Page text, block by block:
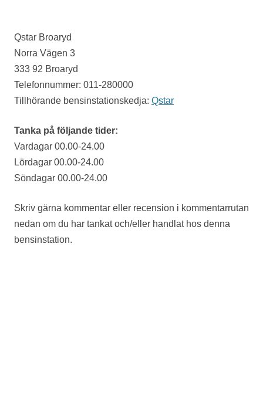
Qstar Broaryd
Norra Vägen 3
333 92 Broaryd
Telefonnummer: 011-280000
Tillhörande bensinstationskedja: Qstar
Tanka på följande tider:
Vardagar 00.00-24.00
Lördagar 00.00-24.00
Söndagar 00.00-24.00
Skriv gärna kommentar eller recension i kommentarrutan
nedan om du har tankat och/eller handlat hos denna
bensinstation.